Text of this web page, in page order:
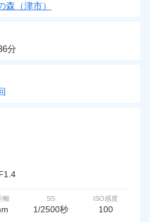
森（津市）
分
離 SS
1/2500秒
ISO感度
100